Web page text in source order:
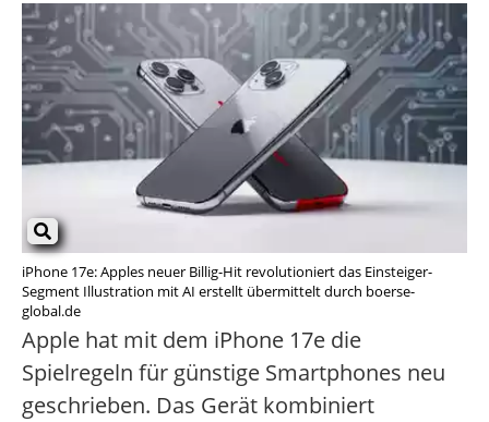
iPhone 17e: Apples neuer Billig-Hit revolutioniert das Einsteiger-
Segment Illustration mit AI erstellt übermittelt durch boerse-
global.de
Apple hat mit dem iPhone 17e die
Spielregeln für günstige Smartphones neu
geschrieben. Das Gerät kombiniert